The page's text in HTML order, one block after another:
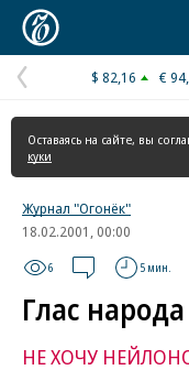
Предыдущая
страница
$ 82,16 €
Оставаясь на сайте, вы
куки
Журнал "Огонёк"
18.02.2001, 00:00
6 5 мин.
Глас народа
НЕ ХОЧУ